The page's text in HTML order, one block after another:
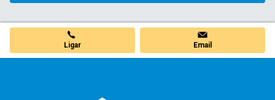
Ligar Email